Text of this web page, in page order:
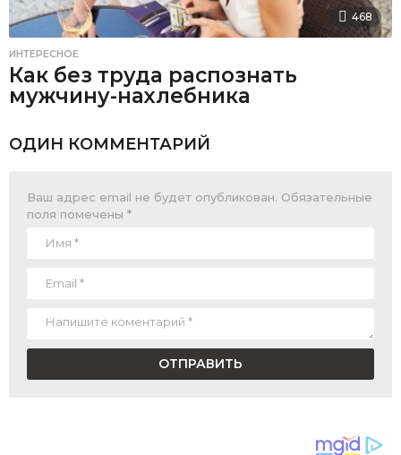
468
ИНТЕРЕСНОЕ
Как без труда распознать
мужчину-нахлебника
ОДИН КОММЕНТАРИЙ
Ваш адрес email не будет опубликован. Обязательные
поля помечены *